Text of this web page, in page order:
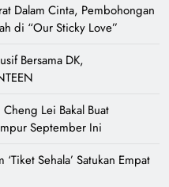
Dalam Cinta, Pembohongan
di “Our Sticky Love”
Bersama DK,
Lei Bakal Buat
September Ini
Sehala’ Satukan Empat